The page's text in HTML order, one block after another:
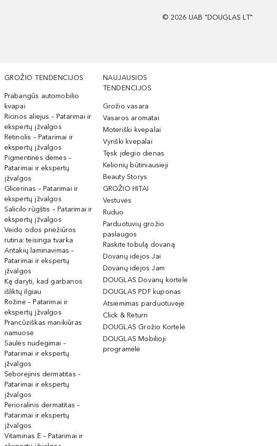
© 2026 UAB "DOUGLAS LT"
GROŽIO TENDENCIJOS
Prabangūs automobilio
kvapai
Ricinos aliejus – Patarimai ir
ekspertų įžvalgos
Retinolis – Patarimai ir
ekspertų įžvalgos
Pigmentinės dėmės –
Patarimai ir ekspertų
įžvalgos
Glicerinas – Patarimai ir
ekspertų įžvalgos
Salicilo rūgštis – Patarimai ir
ekspertų įžvalgos
Veido odos priežiūros
rutina: teisinga tvarka
Antakių laminavimas –
Patarimai ir ekspertų
įžvalgos
Ką daryti, kad garbanos
išliktų ilgiau
Rožinė – Patarimai ir
ekspertų įžvalgos
Prancūziškas manikiūras
namuose
Saulės nudegimai –
Patarimai ir ekspertų
įžvalgos
Seborėjinis dermatitas –
Patarimai ir ekspertų
įžvalgos
Perioralinis dermatitas –
Patarimai ir ekspertų
įžvalgos
Vitaminas E – Patarimai ir
NAUJAUSIOS
TENDENCIJOS
Grožio vasara
Vasaros aromatai
Moteriški kvepalai
Vyriški kvepalai
Tęsk įdegio dienas
Kelionių būtiniausieji
Beauty Storys
GROŽIO HITAI
Vestuvės
Ruduo
Parduotuvių grožio
paslaugos
Raskite tobulą dovaną
Dovanų idėjos Jai
Dovanų idėjos Jam
DOUGLAS Dovanų kortelė
DOUGLAS PDF kuponas
Atsiėmimas parduotuvėje
Click & Return
DOUGLAS Grožio Kortelė
DOUGLAS Mobilioji
programėlė